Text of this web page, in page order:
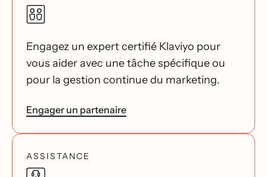
Engagez un expert certifié Klaviyo pour
vous aider avec une tâche spécifique ou
pour la gestion continue du marketing.
Engager un partenaire
ASSISTANCE